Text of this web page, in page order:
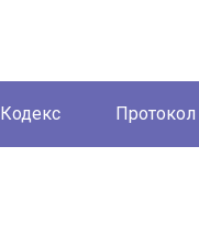
Кодекс Протокол